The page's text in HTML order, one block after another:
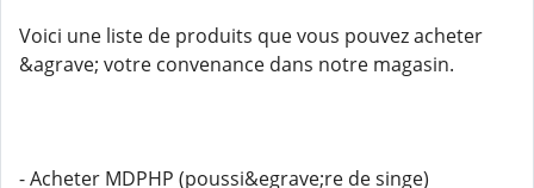
Voici une liste de produits que vous pouvez acheter
&agrave; votre convenance dans notre magasin.
- Acheter MDPHP (poussi&egrave;re de singe)